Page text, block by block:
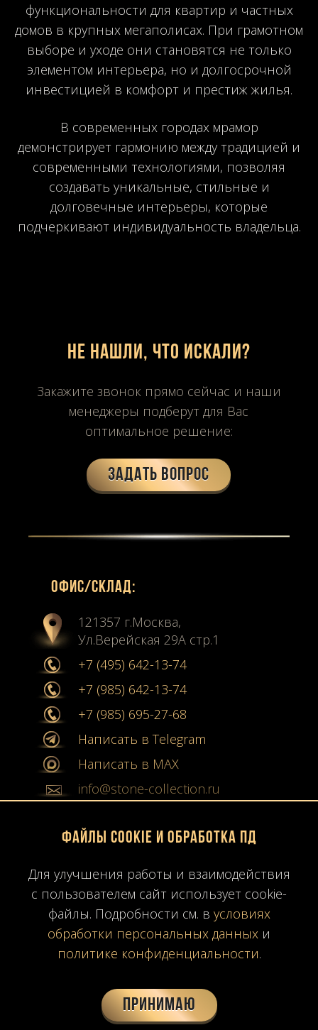
функциональности для квартир и частных
домов в крупных мегаполисах. При грамотном
выборе и уходе они становятся не только
элементом интерьера, но и долгосрочной
инвестицией в комфорт и престиж жилья.
В современных городах мрамор
демонстрирует гармонию между традицией и
современными технологиями, позволяя
создавать уникальные, стильные и
долговечные интерьеры, которые
подчеркивают индивидуальность владельца.
Не нашли, что искали?
Закажите звонок прямо сейчас и наши
менеджеры подберут для Вас
оптимальное решение:
Задать вопрос
Офиc/склад:
121357 г.Москва,
Ул.Верейская 29А стр.1
+7 (495) 642-13-74
+7 (985) 642-13-74
+7 (985) 695-27-68
Написать в Telegram
Написать в MAX
info@stone-collection.ru
Мы в социальных сетях:
Youtube
Карта сайта
Политика конфиденциальности
Время работы: ПН-ПТ10:00-19:00
Файлы Cookie и обработка ПД
Для улучшения работы и взаимодействия
с пользователем сайт использует cookie-
файлы. Подробности см. в условиях
обработки персональных данных и
политике конфиденциальности.
Принимаю